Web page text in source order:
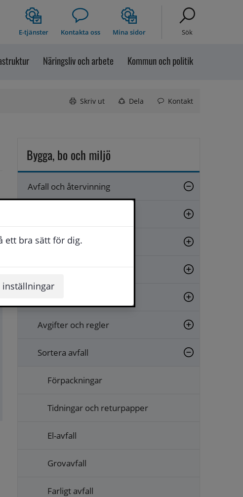
ett bra sätt för dig.
inställningar
E-tjänster Kontakta oss Mina sidor Sök
Näringsliv och arbete Kommun och politik
Skriv ut Dela Kontakt
Bygga, bo och miljö
Avfall och återvinning
Matavfallsinsamling
Avfall från hushåll
Avgifter och regler
Sortera avfall
Förpackningar
Tidningar och returpapper
El-avfall
Grovavfall
Farligt avfall